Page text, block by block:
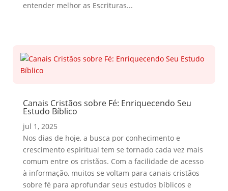
entender melhor as Escrituras...
Canais Cristãos sobre Fé: Enriquecendo Seu
Estudo Bíblico
jul 1, 2025
Nos dias de hoje, a busca por conhecimento e
crescimento espiritual tem se tornado cada vez mais
comum entre os cristãos. Com a facilidade de acesso
à informação, muitos se voltam para canais cristãos
sobre fé para aprofundar seus estudos bíblicos e